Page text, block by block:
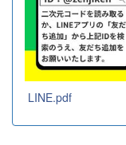
LINE.pdf